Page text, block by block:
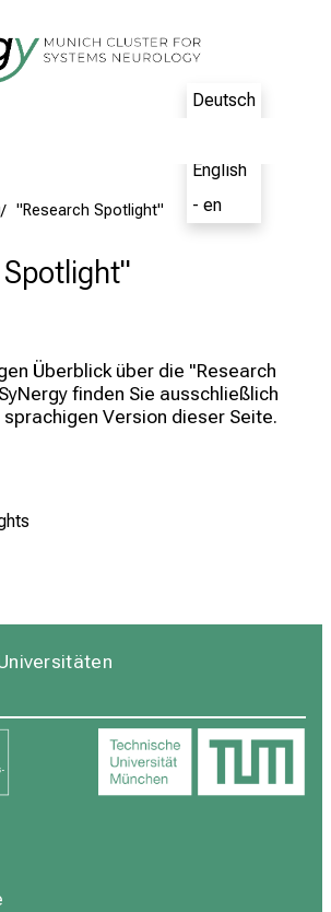
Deutsch
English
- en
"Research Spotlight"
Überblick über die "Research
finden Sie ausschließlich
Version dieser Seite.